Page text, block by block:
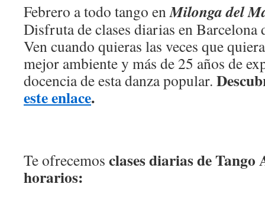
Febrero a todo tango enMilonga del
Disfruta de clases diarias en Barcelona
Ven cuando quieras las veces que
mejor ambiente y más de 25 años de
docencia de esta danza popular.
este enlace.
Te ofrecemos clases diarias de Tango
horarios: